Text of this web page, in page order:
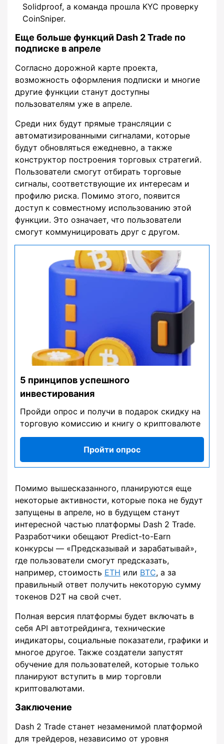
Solidproof, а команда прошла KYC проверку
CoinSniper.
Еще больше функций Dash 2 Trade по
подписке в апреле
Согласно дорожной карте проекта,
возможность оформления подписки и многие
другие функции станут доступны
пользователям уже в апреле.
Среди них будут прямые трансляции с
автоматизированными сигналами, которые
будут обновляться ежедневно, а также
конструктор построения торговых стратегий.
Пользователи смогут отбирать торговые
сигналы, соответствующие их интересам и
профилю риска. Помимо этого, появится
доступ к совместному использованию этой
функции. Это означает, что пользователи
смогут коммуницировать друг с другом.
5 принципов успешного
инвестирования
Пройди опрос и получи в подарок скидку на
торговую комиссию и книгу о криптовалюте
Пройти опрос
Помимо вышесказанного, планируются еще
некоторые активности, которые пока не будут
запущены в апреле, но в будущем станут
интересной частью платформы Dash 2 Trade.
Разработчики обещают Predict-to-Earn
конкурсы — «Предсказывай и зарабатывай»,
где пользователи смогут предсказать,
например, стоимость ETH или BTC, а за
правильный ответ получить некоторую сумму
токенов D2T на свой счет.
Полная версия платформы будет включать в
себя API автотрейдинга, технические
индикаторы, социальные показатели, графики и
многое другое. Также создатели запустят
обучение для пользователей, которые только
планируют вступить в мир торговли
криптовалютами.
Заключение
Dash 2 Trade станет незаменимой платформой
для трейдеров, независимо от уровня